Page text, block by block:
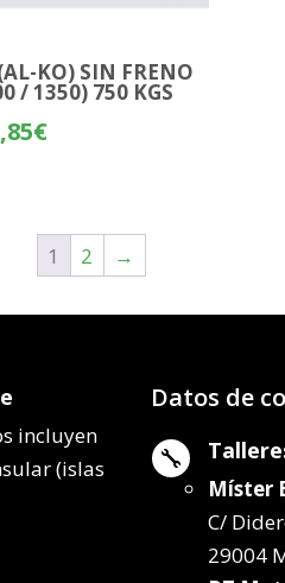
KO) SIN FRENO
/ 1350) 750 KGS
€
1 2 →
incluyen
(islas
Datos de

Míster
C/
29004